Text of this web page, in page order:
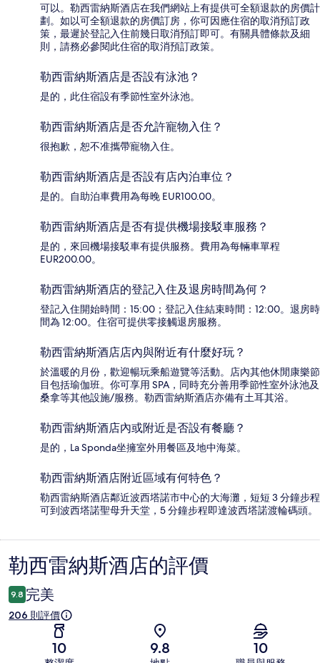
可以。勒西雷納斯酒店在我們網站上有提供可全額退款的房價計
劃。如以可全額退款的房價訂房，你可因應住宿的取消預訂政
策，最遲於登記入住前幾日取消預訂即可。有關具體條款及細
則，請務必參閱此住宿的取消預訂政策。
勒西雷納斯酒店是否設有泳池？
是的，此住宿設有季節性室外泳池。
勒西雷納斯酒店是否允許寵物入住？
很抱歉，恕不准攜帶寵物入住。
勒西雷納斯酒店是否設有店內泊車位？
是的。自助泊車費用為每晚 EUR100.00。
勒西雷納斯酒店是否有提供機場接駁車服務？
是的，來回機場接駁車有提供服務。費用為每輛車單程
EUR200.00。
勒西雷納斯酒店的登記入住及退房時間為何？
登記入住開始時間：15:00；登記入住結束時間：12:00。退房時
間為 12:00。住宿可提供零接觸退房服務。
勒西雷納斯酒店店內與附近有什麼好玩？
於溫暖的月份，歡迎暢玩乘船遊覽等活動。店內其他休閒康樂節
目包括瑜伽班。你可享用 SPA，同時充分善用季節性室外泳池及
桑拿等其他設施/服務。勒西雷納斯酒店亦備有土耳其浴。
勒西雷納斯酒店內或附近是否設有餐廳？
是的，La Sponda坐擁室外用餐區及地中海菜。
勒西雷納斯酒店附近區域有何特色？
勒西雷納斯酒店鄰近波西塔諾市中心的大海灘，短短 3 分鐘步程
可到波西塔諾聖母升天堂，5 分鐘步程即達波西塔諾渡輪碼頭。
評
價
勒西雷納斯酒店的評價
9.8 完美
206 則評價
10 9.8 10